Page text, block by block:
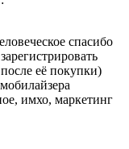
спасибо
её покупки)
имхо, маркетинг